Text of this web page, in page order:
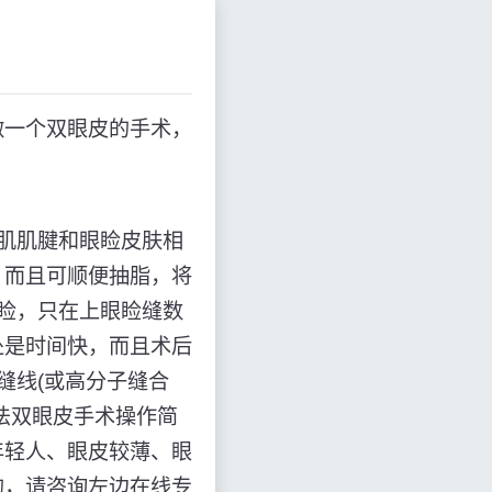
个双眼皮的手术，
肌腱和眼睑皮肤相
且可顺便抽脂，将
，只在上眼睑缝数
时间快，而且术后
线(或高分子缝合
双眼皮手术操作简
人、眼皮较薄、眼